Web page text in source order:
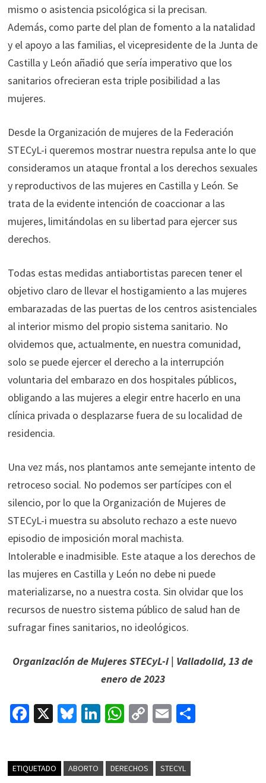
mismo o asistencia psicológica si la precisan.
Además, como parte del plan de fomento a la natalidad
y el apoyo a las familias, el vicepresidente de la Junta de
Castilla y León añadió que sería imperativo que los
sanitarios ofrecieran esta triple posibilidad a las
mujeres.
Desde la Organización de mujeres de la Federación
STECyL-i queremos mostrar nuestra repulsa ante lo que
consideramos un ataque frontal a los derechos sexuales
y reproductivos de las mujeres en Castilla y León. Se
trata de la evidente intención de coaccionar a las
mujeres, limitándolas en su libertad para ejercer sus
derechos.
Todas estas medidas antiabortistas parecen tener el
objetivo claro de llevar el hostigamiento a las mujeres
embarazadas de las puertas de los centros asistenciales
al interior mismo del propio sistema sanitario. No
olvidemos que, actualmente, en nuestra comunidad,
solo se puede ejercer el derecho a la interrupción
voluntaria del embarazo en dos hospitales públicos,
obligando a las mujeres a elegir entre hacerlo en una
clínica privada o desplazarse fuera de su localidad de
residencia.
Una vez más, nos plantamos ante semejante intento de
retroceso social. No podemos ser partícipes con el
silencio, por lo que la Organización de Mujeres de
STECyL-i muestra su absoluto rechazo a este nuevo
episodio de imposición moral machista.
Intolerable e inadmisible. Este ataque a los derechos de
las mujeres en Castilla y León no debe ni puede
materializarse, no a nuestra costa. Sin olvidar que los
recursos de nuestro sistema público de salud han de
sufragar fines sanitarios, no ideológicos.
Organización de Mujeres STECyL-i | Valladolid, 13 de
enero de 2023
Fa
o
X Bl
ky
Li
dI
W
sA
C
y
E
l
C
ETIQUETADO ABORTO DERECHOS STECYL